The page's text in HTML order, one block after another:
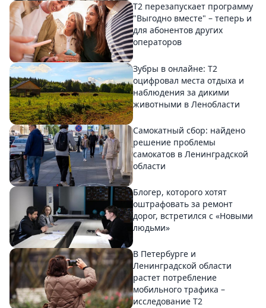
Т2 перезапускает программу
"Выгодно вместе" – теперь и
для абонентов других
операторов
Зубры в онлайне: Т2
оцифровал места отдыха и
наблюдения за дикими
животными в Ленобласти
Самокатный сбор: найдено
решение проблемы
самокатов в Ленинградской
области
Блогер, которого хотят
оштрафовать за ремонт
дорог, встретился с «Новыми
людьми»
В Петербурге и
Ленинградской области
растет потребление
мобильного трафика –
исследование T2